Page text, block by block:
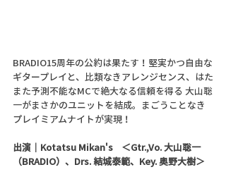
BRADIO15周年の公約は果たす！堅実かつ自由な
ギタープレイと、比類なきアレンジセンス、はた
また予測不能なMCで絶大なる信頼を得る 大山聡
一がまさかのユニットを結成。まごうことなき
プレイミアムナイトが実現！
出演｜Kotatsu Mikan's    ＜Gtr.,Vo. 大山聡一
（BRADIO）、Drs. 結城泰範、Key. 奥野大樹＞